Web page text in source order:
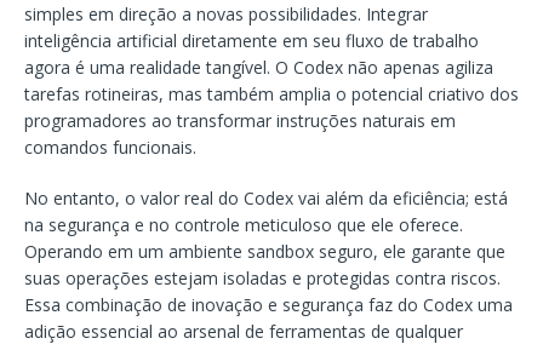
simples em direção a novas possibilidades. Integrar
inteligência artificial diretamente em seu fluxo de trabalho
agora é uma realidade tangível. O Codex não apenas agiliza
tarefas rotineiras, mas também amplia o potencial criativo dos
programadores ao transformar instruções naturais em
comandos funcionais.
No entanto, o valor real do Codex vai além da eficiência; está
na segurança e no controle meticuloso que ele oferece.
Operando em um ambiente sandbox seguro, ele garante que
suas operações estejam isoladas e protegidas contra riscos.
Essa combinação de inovação e segurança faz do Codex uma
adição essencial ao arsenal de ferramentas de qualquer